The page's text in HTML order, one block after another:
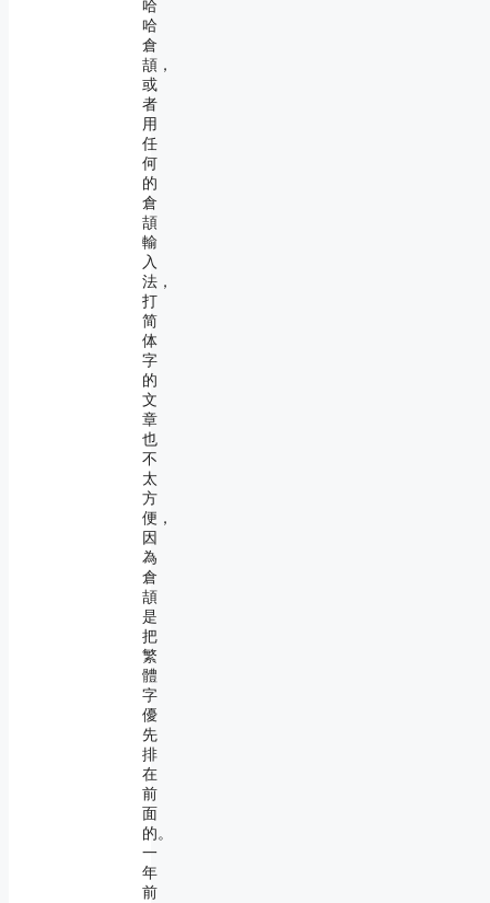
哈
哈
倉
頡，
或
者
用
任
何
的
倉
頡
輸
入
法，
打
简
体
字
的
文
章
也
不
太
方
便，
因
為
倉
頡
是
把
繁
體
字
優
先
排
在
前
面
的。
一
年
前